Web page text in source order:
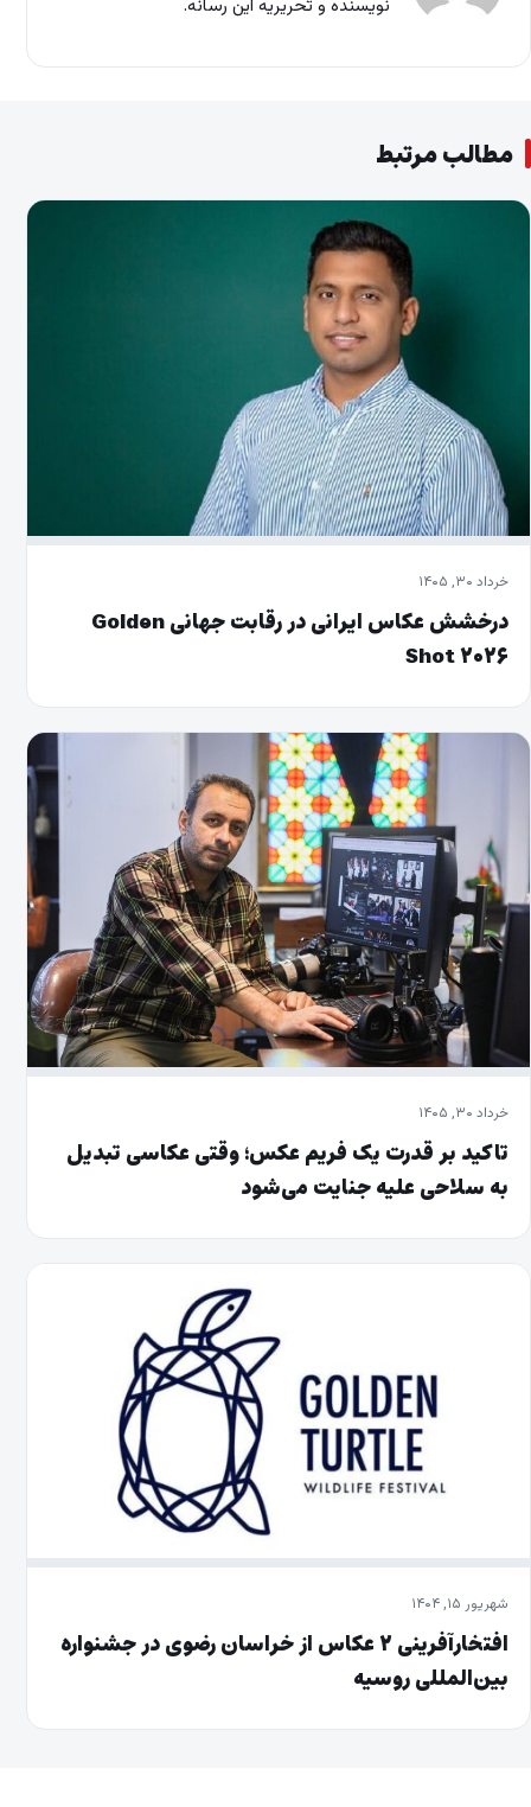
نویسنده و تحریریه این رسانه.
مطالب مرتبط
خرداد ۳۰, ۱۴۰۵
درخشش عکاس ایرانی در رقابت جهانی Golden
Shot ۲۰۲۶
خرداد ۳۰, ۱۴۰۵
تاکید بر قدرت یک فریم عکس؛ وقتی عکاسی تبدیل
به سلاحی علیه جنایت می‌شود
شهریور ۱۵, ۱۴۰۴
افتخارآفرینی ۲ عکاس از خراسان رضوی در جشنواره
بین‌المللی روسیه